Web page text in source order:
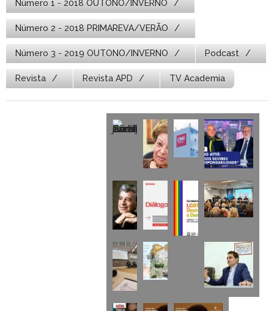
Número 1 - 2018 OUTONO/INVERNO
Número 2 - 2018 PRIMAREVA/VERÃO
Número 3 - 2019 OUTONO/INVERNO Podcast
Revista Revista APD TV Academia